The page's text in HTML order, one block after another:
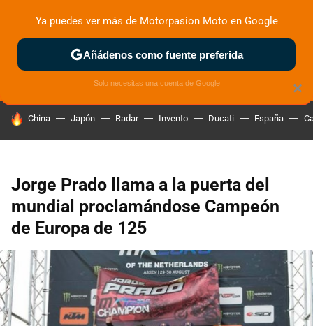
ZONA DE PRUEBAS DEPORTIVAS MOTOS ELÉCTRICAS
HOY SE HABLA DE
China Japón Radar Invento Ducati España
Jorge Prado llama a la puerta del
mundial proclamándose Campeón
de Europa de 125
×
Ya puedes ver más de Motorpasion Moto en Google
Añádenos como fuente preferida
Solo necesitas una cuenta de Google